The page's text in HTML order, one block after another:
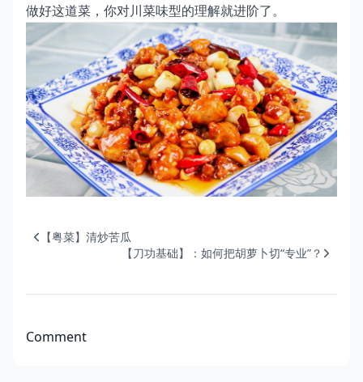
做好这道菜，你对川菜味型的理解就进阶了。
【粤菜】清炒苦瓜
【刀功基础】：如何把胡萝卜切“专业”？
Comment